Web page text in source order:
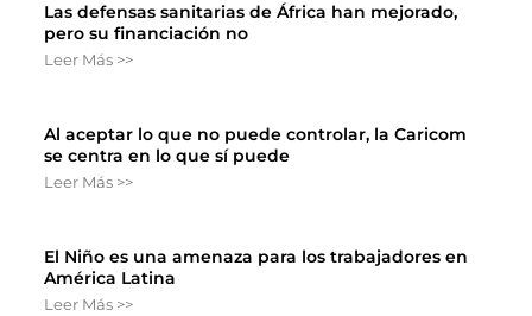
Las defensas sanitarias de África han mejorado,
pero su financiación no
Leer Más >>
Al aceptar lo que no puede controlar, la Caricom
se centra en lo que sí puede
Leer Más >>
El Niño es una amenaza para los trabajadores en
América Latina
Leer Más >>